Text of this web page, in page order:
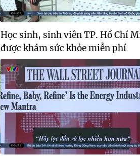
Học sinh, sinh viên TP. Hồ Chí
được khám sức khỏe miễn phí